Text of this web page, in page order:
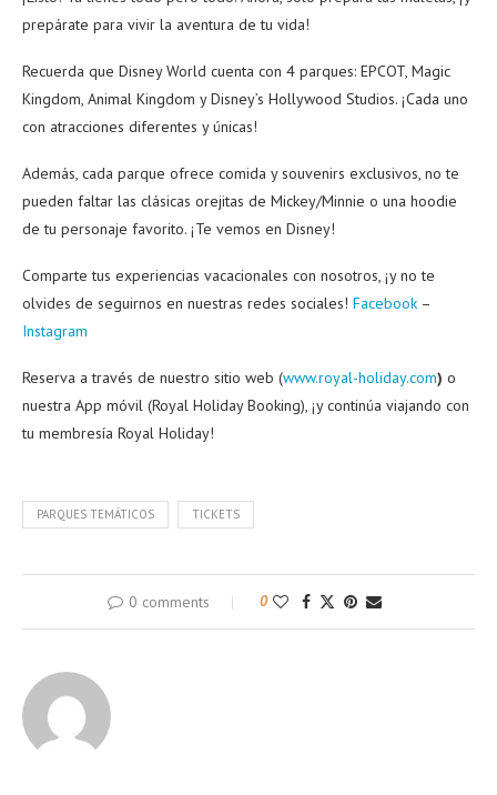
prepárate para vivir la aventura de tu vida!
Recuerda que Disney World cuenta con 4 parques: EPCOT, Magic
Kingdom, Animal Kingdom y Disney’s Hollywood Studios. ¡Cada uno
con atracciones diferentes y únicas!
Además, cada parque ofrece comida y souvenirs exclusivos, no te
pueden faltar las clásicas orejitas de Mickey/Minnie o una hoodie
de tu personaje favorito. ¡Te vemos en Disney!
Comparte tus experiencias vacacionales con nosotros, ¡y no te
olvides de seguirnos en nuestras redes sociales! Facebook –
Instagram
Reserva a través de nuestro sitio web (www.royal-holiday.com) o
nuestra App móvil (Royal Holiday Booking), ¡y continúa viajando con
tu membresía Royal Holiday!
PARQUES TEMÁTICOS TICKETS
0 comments 0